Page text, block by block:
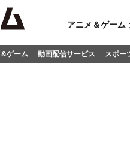
アニメ＆ゲーム
&ゲーム 動画配信サービス スポー